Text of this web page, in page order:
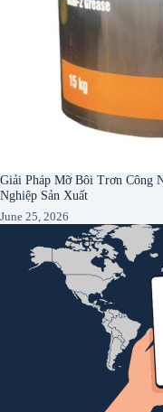
Giải Pháp Mỡ Bôi Trơn Công
Nghiệp Sản Xuất
June 25, 2026